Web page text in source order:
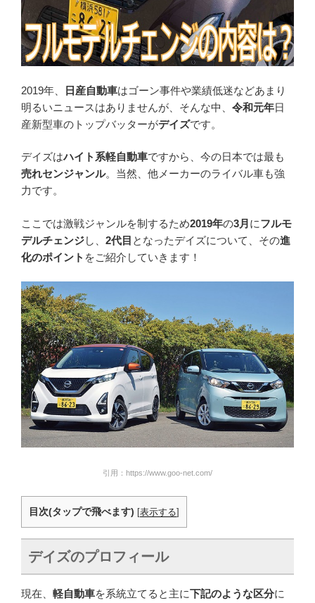
2019年、 日産自動車はゴーン事件や業績低迷などあまり
明るいニュースはありませんが、そんな中、 令和元年日
産新型車のトップバッターがデイズです。
デイズはハイト系軽自動車ですから、今の日本では最も
売れセンジャンル。当然、他メーカーのライバル車も強
力です。
ここでは激戦ジャンルを制するため2019年の3月 にフルモ
デルチェンジし、 2代目 となったデイズについて、その進
化のポイント をご紹介していきます！
引用：https://www.goo-net.com/
目次(タップで飛べます) [表示する]
デイズのプロフィール
現在、 軽自動車を系統立てると主に下記のような区分に